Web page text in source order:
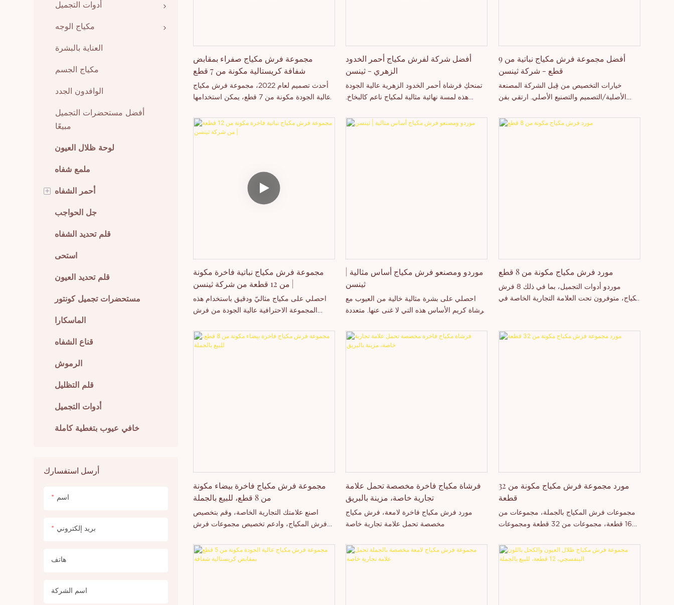
أدوات التجميل
مكياج الوجه
العناية بالبشرة
مكياج الجسم
الوافدون الجدد
أفضل مستحضرات التجميل
مبيعًا
لوحة ظلال العيون
ملمع شفاه
+ أحمر الشفاه
أحمر شفاه كريمي
أحمر شفاه سائل
جل الحواجب
قلم تحديد الشفاه
استحى
قلم تحديد العيون
مستحضرات تجميل كونتور
الماسكارا
قناع الشفاه
الرموش
قلم التظليل
أدوات التجميل
خافي عيوب بتغطية كاملة
أرسل استفسارك
اسم
بريد إلكتروني
هاتف
اسم الشركة
مجموعة فرش مكياج صفراء بمقابض
شفافة كريستالية مكونة من 7 قطع
أحدث تصميم لعام 2022، مجموعة فرش مكياج
عالية الجودة مكونة من 7 قطع، يمكن استخدامها
جودة عالية.
أفضل شركة لفرش مكياج أحمر الخدود
الزهري - ثينسن
تمنحكِ فرشاة أحمر الخدود الزهرية عالية الجودة
هذه لمسة نهائية مثالية لمكياج ناعم كالبخاخ.
وأدوات المكياج الفاخرة!
أفضل مجموعة فرش مكياج نباتية من 9
قطع - شركة ثينسن
خيارات التخصيص من قِبل الشركة المصنعة
الأصلية/التصميم والتصنيع الأصلي. ارتقي بفن
من الفرش. تضمن الشعيرات الاصطناعية الناعمة
مجموعة فرش مكياج نباتية فاخرة مكونة
احصلي على مكياج مثاليّ ودقيق باستخدام هذه
المجموعة الاحترافية عالية الجودة من فرش
فاخرة ومقابض خشبية أنيقة، وهي خالية من
موردو ومصنعو فرش مكياج أساس مثالية |
ثينسن
احصلي على بشرة مثالية خالية من العيوب مع
فرشاة كريم الأساس هذه التي لا غنى عنها. متعددة
استفسري اليوم عن مجموعتنا الكاملة من فرش
مورد فرش مكياج مكونة من 8 قطع
موردو أدوات التجميل، بما في ذلك 8 فرش
مكياج، متوفرون تحت العلامة التجارية الخاصة في
العالية ومستوى التكنولوجيا التنافسي، تتمتع شركة
مجموعة فرش مكياج فاخرة بيضاء مكونة
من 8 قطع، للبيع بالجملة
اصنع علامتك التجارية الخاصة، وقم بتخصيص
فرش المكياج، وادعم تخصيص مجموعات فرش
قطعة.
فرشاة مكياج فاخرة مخصصة تحمل علامة
تجارية خاصة، مزينة بالبريق
مورد فرش مكياج فاخرة لامعة، فرش مكياج
مخصصة تحمل علامة تجارية خاصة
مورد مجموعة فرش مكياج مكونة من 32
قطعة
مجموعات فرش المكياج بالجملة، مجموعات من
16 قطعة، مجموعات من 32 قطعة ومجموعات
متعدد الوظائف مضمونة.